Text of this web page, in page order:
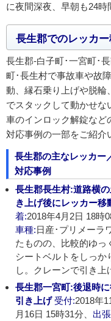
に夜間深夜、早朝も24時
長生郡でのレッカ
長生郡-白子町･一宮町･
町･長生村で事故車や故
動、縁石乗り上げや脱輪
でスタックして動かせな
車のインロック解錠など
対応事例の一部をご紹介
長生郡の主なレッカー
対応事例
長生郡長生村:道路横
き上げ後にレッカー移
着:2018年4月2日 18時
車種:日産･プリメーラ
たものの、比較的ゆっ
シートベルトをしっか
し。クレーンで引き上
長生郡一宮町:後退時
引き上げ 受付:2018年
月16日 15時31分、 出